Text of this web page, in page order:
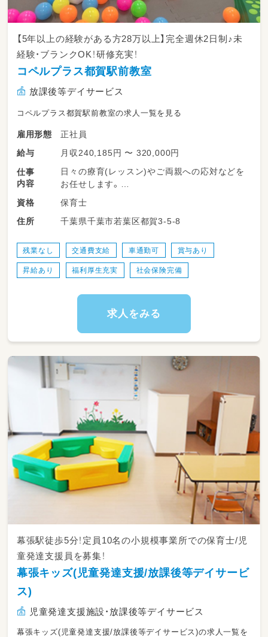
面談の実施など）
・お子さまを取り巻く環境へのアプローチ（保育
所等訪問支援/ペアレントトレーニング等）
・そのほか教室運営に関わる業務
従事すべき業務の変更範囲：当社内での業務全
般
【5年以上の経験がある方28万以上】完全週休2日制♪未
経験・ブランクOK！研修充実！
コペルプラス都賀駅前教室
放課後等デイサービス
コペルプラス都賀駅前教室の求人一覧を見る
雇用形態
正社員
給与
月収240,185円 〜 320,000円
仕事
内容
日々の療育(レッスン)やご両親への応対などを
お任せします。
・個別支援計画をもとにしたコペルプラスの療
育（レッスン）の実施
・療育の記録
・電話対応、予約の受付
・教室の掃除や整理
すので、教材等の作成などいわゆる持ち帰りの
仕事などは一切ありません。
業務の変更の範囲：会社の定める業務
資格
保育士
住所
千葉県千葉市若葉区都賀3-5-8
残業なし 交通費支給 車通勤可 賞与あり
昇給あり 福利厚生充実 社会保険完備
求人をみる
幕張駅徒歩5分！定員10名の小規模事業所での保育士/児
童発達支援員を募集！
幕張キッズ(児童発達支援/放課後等デイサービ
ス)
児童発達支援施設・放課後等デイサービス
幕張キッズ(児童発達支援/放課後等デイサービス)の求人一覧を